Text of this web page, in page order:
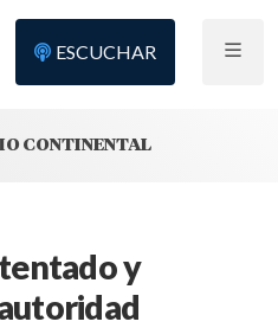
ESCUCHAR
CONTINENTAL
y